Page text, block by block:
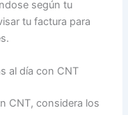
según tu
tu factura para
al día con CNT
CNT, considera los